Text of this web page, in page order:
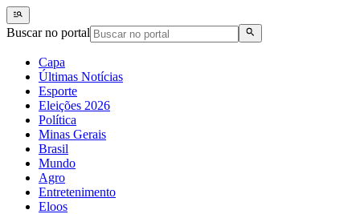
Buscar no portal
Capa
Últimas Notícias
Esporte
Eleições 2026
Política
Minas Gerais
Brasil
Mundo
Agro
Entretenimento
Eloos